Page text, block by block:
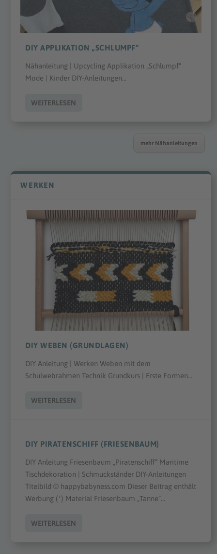
DIY APPLIKATION „SCHLUMPF“
Nähanleitung | Upcycling Applikation „Schlumpf“
Mode | Kinder DIY-Anleitungen...
WEITERLESEN
mehr Nähanleitungen
WERKEN
DIY WEBEN (GRUNDLAGEN)
DIY Anleitung | Werken Weben mit dem
Schulwebrahmen Technik Grundkurs | Erste Formen...
WEITERLESEN
DIY PIRATENSCHIFF (FRIESENBAUM)
DIY Anleitung Friesenbaum „Piratenschiff“ Maritime
Tischdekoration | Schmuckständer DIY-Anleitungen
Titelbild © happybabyness.com Dieser Beitrag enthält
Werbung (*) Material Friesenbaum „Tanne“...
WEITERLESEN